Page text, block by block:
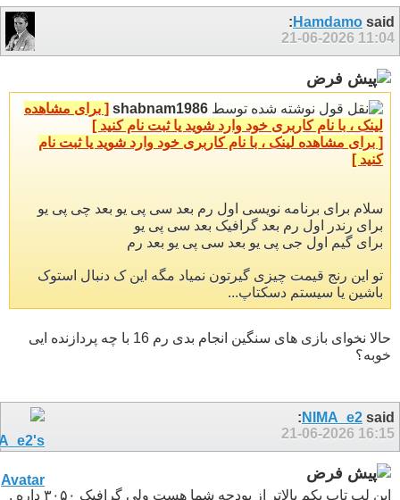
Hamdamo said:
21-06-2026 11:04
نوشته شده توسط shabnam1986 [ برای مشاهده
لینک ، با نام کاربری خود وارد شوید یا ثبت نام کنید ]
[ برای مشاهده لینک ، با نام کاربری خود وارد شوید یا ثبت نام
کنید ]
سلام برای برنامه نویسی اول رم بعد سی پی یو بعد چی پی یو
برای رندر اول رم بعد گرافیک بعد سی پی یو
برای گیم اول جی پی یو بعد سی پی یو بعد رم
تو این رنج قیمت چیزی گیرتون نمیاد مگه این ک دنبال استوک
باشین یا سیستم دسکتاپ...
حالا نخوای بازی های سنگین انجام بدی رم 16 با چه پردازنده ایی
خوبه؟
NIMA_e2 said:
21-06-2026 16:15
این لپ تاپ یکم بالاتر از بودجه شما هست ولی گرافیک ۳۰۵۰ داره .